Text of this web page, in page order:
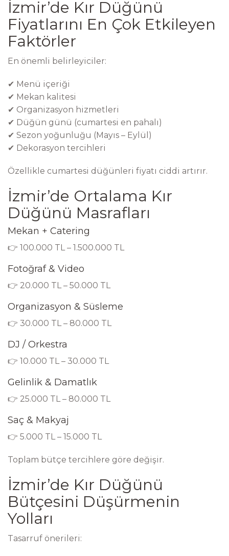
İzmir’de Kır Düğünü
Fiyatlarını En Çok Etkileyen
Faktörler
En önemli belirleyiciler:
✔ Menü içeriği
✔ Mekan kalitesi
✔ Organizasyon hizmetleri
✔ Düğün günü (cumartesi en pahalı)
✔ Sezon yoğunluğu (Mayıs – Eylül)
✔ Dekorasyon tercihleri
Özellikle cumartesi düğünleri fiyatı ciddi artırır.
İzmir’de Ortalama Kır
Düğünü Masrafları
Mekan + Catering
👉 100.000 TL – 1.500.000 TL
Fotoğraf & Video
👉 20.000 TL – 50.000 TL
Organizasyon & Süsleme
👉 30.000 TL – 80.000 TL
DJ / Orkestra
👉 10.000 TL – 30.000 TL
Gelinlik & Damatlık
👉 25.000 TL – 80.000 TL
Saç & Makyaj
👉 5.000 TL – 15.000 TL
Toplam bütçe tercihlere göre değişir.
İzmir’de Kır Düğünü
Bütçesini Düşürmenin
Yolları
Tasarruf önerileri: